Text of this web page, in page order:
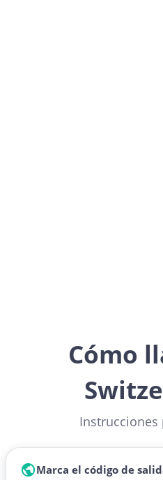
Cómo
Instrucciones
Marca el código de